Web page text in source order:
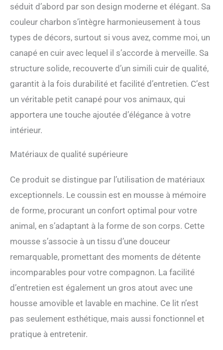
d'enfant. Ce canapé pour
de coussin amovible et
lavable en machine
fabriquée en tissu Minky
Dots doux Design durable
pour les chiens actifs : nous
utilisons une fermeture
éclair robuste avec curseurs
de verrouillage pour
empêcher les chiots curieux
d'ouvrir la housse de
imperméable sous le
assurant que votre canapé
lit pour chien reste en
les moments de jeu les plus
sauvages Confort suprême
avec rembourrage
signature Moots : parce que
votre chien mérite le nec
plus ultra en matière de
confort, notre canapé-lit
pour chien est rempli de
notre mélange spécial de
mousse à mémoire de
séduit d’abord par son design moderne et élégant. Sa
couleur charbon s’intègre harmonieusement à tous
types de décors, surtout si vous avez, comme moi, un
canapé en cuir avec lequel il s’accorde à merveille. Sa
structure solide, recouverte d’un simili cuir de qualité,
garantit à la fois durabilité et facilité d’entretien. C’est
un véritable petit canapé pour vos animaux, qui
apportera une touche ajoutée d’élégance à votre
intérieur.
Matériaux de qualité supérieure
Ce produit se distingue par l’utilisation de matériaux
exceptionnels. Le coussin est en mousse à mémoire
de forme, procurant un confort optimal pour votre
animal, en s’adaptant à la forme de son corps. Cette
mousse s’associe à un tissu d’une douceur
remarquable, promettant des moments de détente
incomparables pour votre compagnon. La facilité
d’entretien est également un gros atout avec une
housse amovible et lavable en machine. Ce lit n’est
pas seulement esthétique, mais aussi fonctionnel et
pratique à entretenir.